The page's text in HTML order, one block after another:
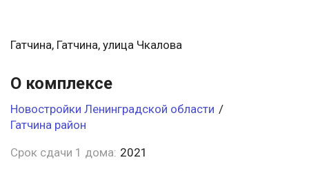
Гатчина, Гатчина, улица Чкалова
О комплексе
Новостройки Ленинградской области /
Гатчина район
Срок сдачи 1 дома: 2021